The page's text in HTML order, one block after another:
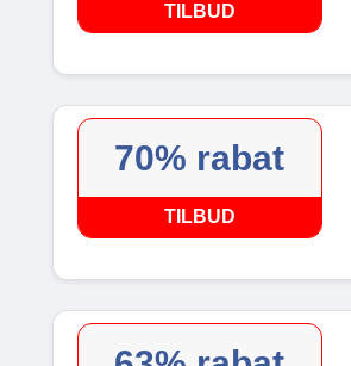
TILBUD
70% rabat
TILBUD